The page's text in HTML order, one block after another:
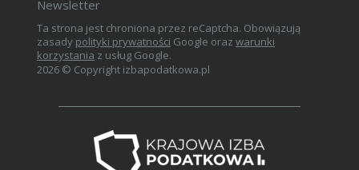
awarii/offline/offline24 a data
powstania obowiązku
podatkowego VAT oraz data
Korygowanie podatku
należnego wynikającego z
Newsletter
Ta strona jest chroniona przez reCaptcha. Obowiązują
zasady polityki prywatności Google oraz warunki
korzystania z usług Google.
2026 © Copyright izbapodatkowa.pl